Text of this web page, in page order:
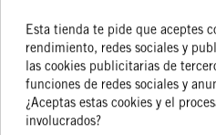
Esta tienda te pide que aceptes
rendimiento, redes sociales y
las cookies publicitarias de
funciones de redes sociales y
¿Aceptas estas cookies y el
involucrados?